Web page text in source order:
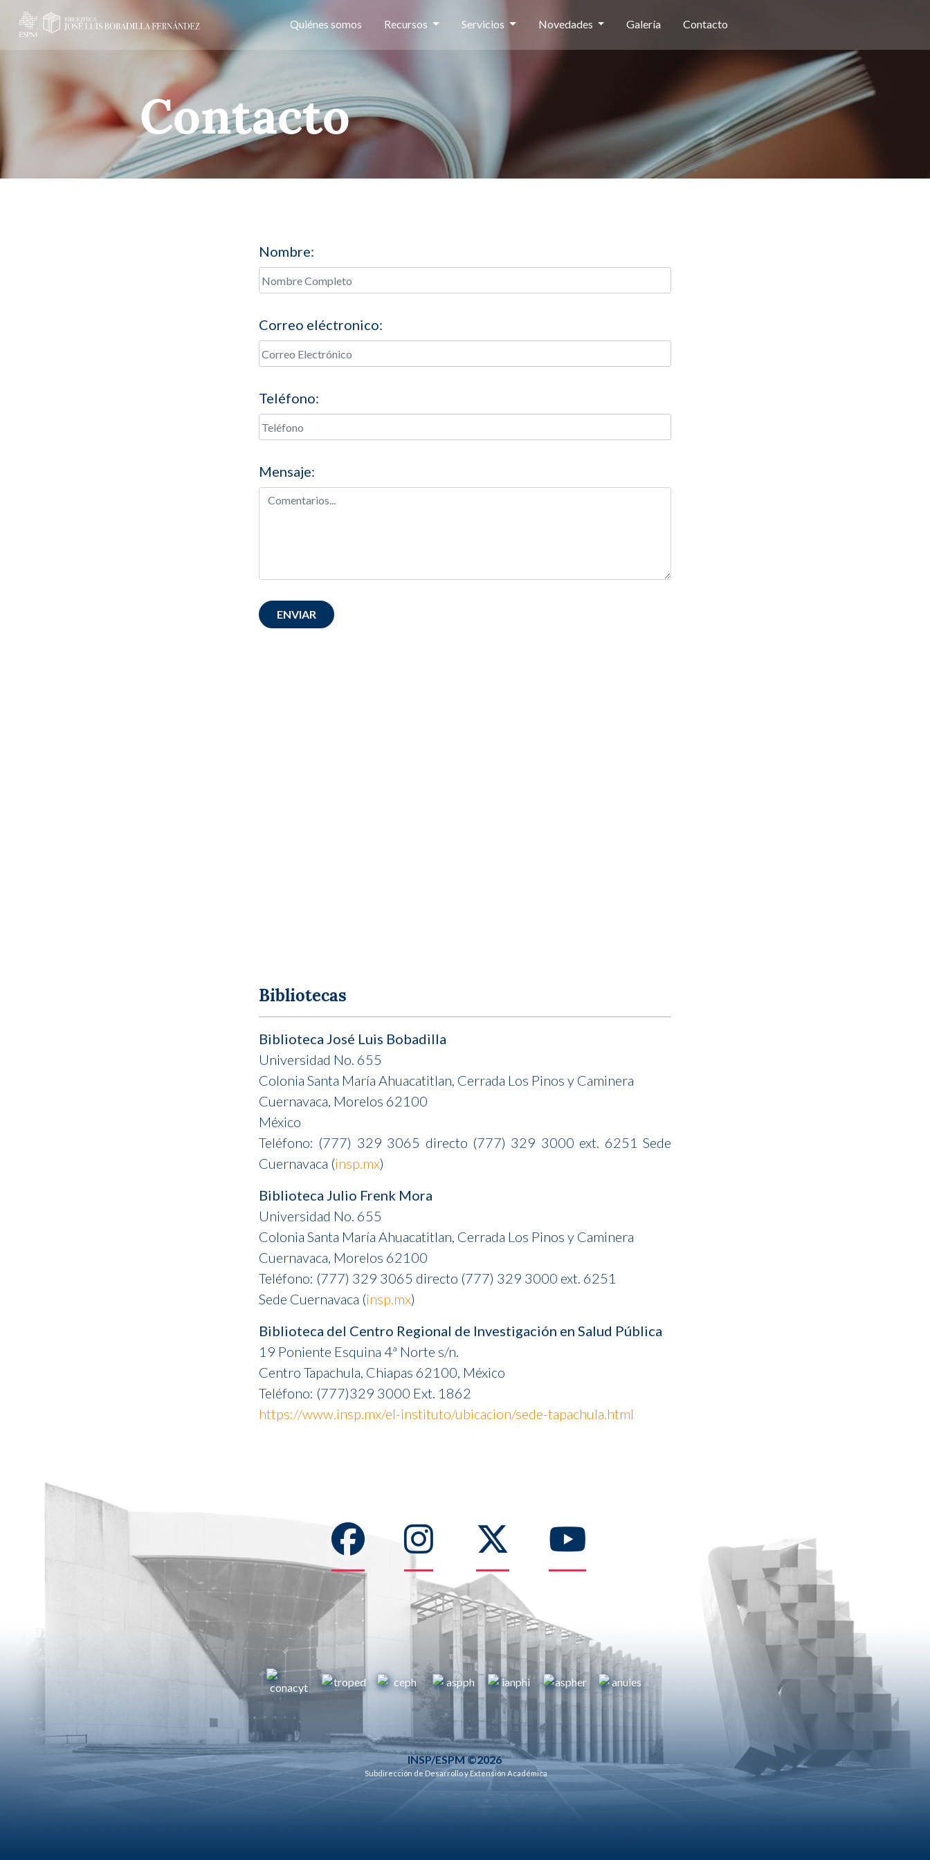
Quiénes somos Recursos Servicios Novedades Galería Contacto
Contacto
Nombre:
Correo eléctronico:
Teléfono:
Mensaje:
ENVIAR
Bibliotecas
Biblioteca José Luis Bobadilla
Universidad No. 655
Colonia Santa María Ahuacatitlan, Cerrada Los Pinos y Caminera
Cuernavaca, Morelos 62100
México
Teléfono: (777) 329 3065 directo (777) 329 3000 ext. 6251 Sede
Cuernavaca (insp.mx)
Biblioteca Julio Frenk Mora
Universidad No. 655
Colonia Santa María Ahuacatitlan, Cerrada Los Pinos y Caminera
Cuernavaca, Morelos 62100
Teléfono: (777) 329 3065 directo (777) 329 3000 ext. 6251
Sede Cuernavaca (insp.mx)
Biblioteca del Centro Regional de Investigación en Salud Pública
19 Poniente Esquina 4ª Norte s/n.
Centro Tapachula, Chiapas 62100, México
Teléfono: (777)329 3000 Ext. 1862
https://www.insp.mx/el-instituto/ubicacion/sede-tapachula.html
INSP/ESPM ©2026
Subdirección de Desarrollo y Extensión Académica